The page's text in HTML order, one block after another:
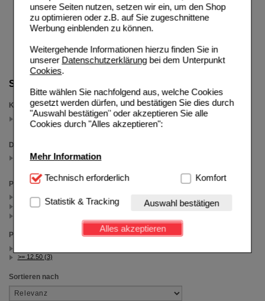
unsere Seiten nutzen, setzen wir ein, um den Shop
zu optimieren oder z.B. auf Sie zugeschnittene
Werbung einblenden zu können.
Weitergehende Informationen hierzu finden Sie in
unserer Datenschutzerklärungbei dem Unterpunkt
Cookies.
Bitte wählen Sie nachfolgend aus, welche Cookies
gesetzt werden dürfen, und bestätigen Sie dies durch
"Auswahl bestätigen" oder akzeptieren Sie alle
Cookies durch "Alles akzeptieren":
Mehr Information
Technisch Notwendig:Hierbei handelt es sich um
Website notwendig sind (z.B. Navigation, Warenkorb,
Kundenkonto), weshalb auf diese nicht verzichtet
werden kann.
Einkaufserlebnis noch ansprechender zu gestalten,
beispielsweise für die Wiedererkennung des
Besuchers oder unsere Seite an bevorzugte
Verhaltensweisen (z.B. Spracheinstellung)
anzupassen. Komfort-Cookies ermöglichen es uns
Technisch erforderlich Komfort
Statistik & Tracking Auswahl bestätigen
Alles akzeptieren
Suche verfeinern
Kategorien
Eucerin 20%25 Gutschein
(auswahl entfernen)
Darreichungsform
Duschgel
Packungsgröße
400 ml (4)
200 ml (2)
Preis
>= 12.50 (3)
Sortieren nach